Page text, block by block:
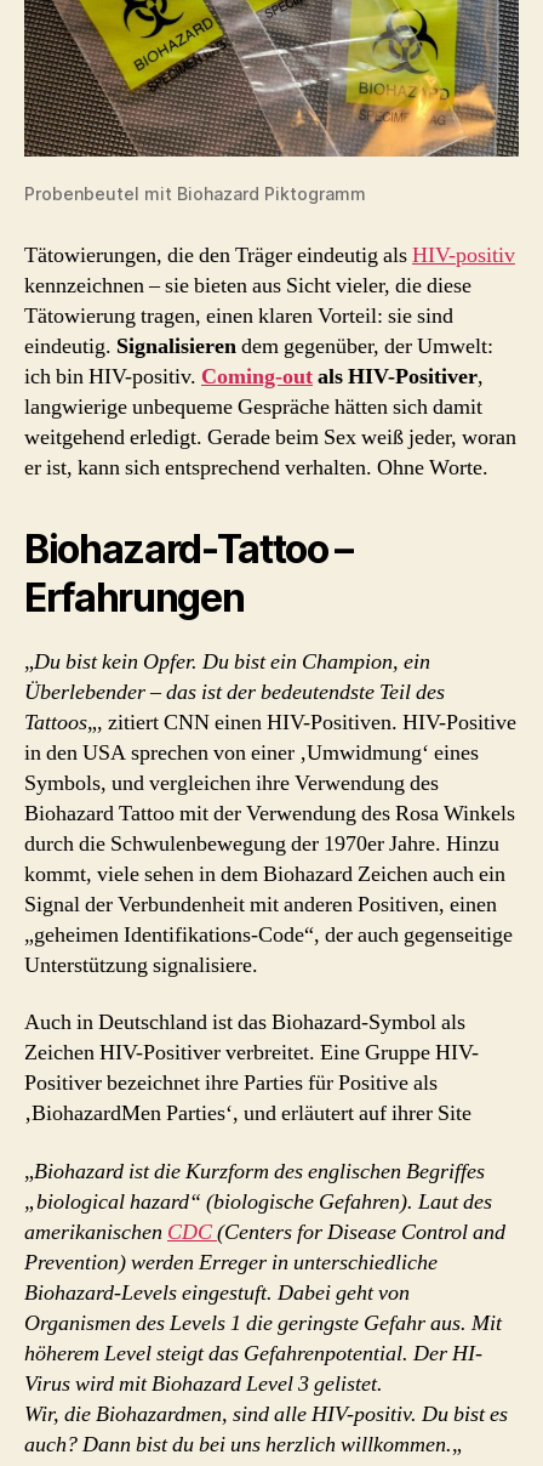
Probenbeutel mit Biohazard Piktogramm
Tätowierungen, die den Träger eindeutig alsHIV-positiv
kennzeichnen – sie bieten aus Sicht vieler, die diese
Tätowierung tragen, einen klaren Vorteil: sie sind
eindeutig. Signalisierendem gegenüber, der Umwelt:
ich bin HIV-positiv. Coming-outals HIV-Positiver,
langwierige unbequeme Gespräche hätten sich damit
weitgehend erledigt. Gerade beim Sex weiß jeder, woran
er ist, kann sich entsprechend verhalten. Ohne Worte.
Biohazard-Tattoo –
Erfahrungen
„Du bist kein Opfer. Du bist ein Champion, ein
Überlebender – das ist der bedeutendste Teil des
Tattoos„, zitiert CNN einen HIV-Positiven. HIV-Positive
in den USA sprechen von einer ‚Umwidmung‘ eines
Symbols, und vergleichen ihre Verwendung des
Biohazard Tattoo mit der Verwendung des Rosa Winkels
durch die Schwulenbewegung der 1970er Jahre. Hinzu
kommt, viele sehen in dem Biohazard Zeichen auch ein
Signal der Verbundenheit mit anderen Positiven, einen
„geheimen Identifikations-Code“, der auch gegenseitige
Unterstützung signalisiere.
Auch in Deutschland ist das Biohazard-Symbol als
Zeichen HIV-Positiver verbreitet. Eine Gruppe HIV-
Positiver bezeichnet ihre Parties für Positive als
‚BiohazardMen Parties‘, und erläutert auf ihrer Site
„Biohazard ist die Kurzform des englischen Begriffes
„biological hazard“ (biologische Gefahren). Laut des
amerikanischen CDC(Centers for Disease Control and
Prevention) werden Erreger in unterschiedliche
Biohazard-Levels eingestuft. Dabei geht von
Organismen des Levels 1 die geringste Gefahr aus. Mit
höherem Level steigt das Gefahrenpotential. Der HI-
Virus wird mit Biohazard Level 3 gelistet.
Wir, die Biohazardmen, sind alle HIV-positiv. Du bist es
auch? Dann bist du bei uns herzlich willkommen.„